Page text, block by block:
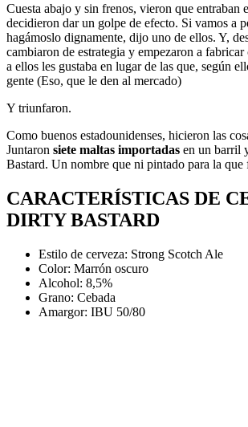
Cuesta abajo y sin frenos, vieron que entraban
decidieron dar un golpe de efecto. Si vamos a
hagámoslo dignamente, dijo uno de ellos. Y,
cambiaron de estrategia y empezaron a
a ellos les gustaba en lugar de las que, según
gente (Eso, que le den al mercado)
Y triunfaron.
Como buenos estadounidenses, hicieron las
Juntaron siete maltas importadas en un barril
Bastard. Un nombre que ni pintado para la que
CARACTERÍSTICAS DE
DIRTY BASTARD
Estilo de cerveza: Strong Scotch Ale
Color: Marrón oscuro
Alcohol: 8,5%
Grano: Cebada
Amargor: IBU 50/80